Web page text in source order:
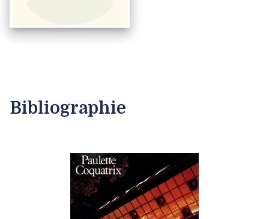
Bibliographie